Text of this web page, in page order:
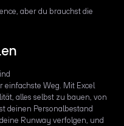
aber du brauchst die
Weg. Mit Excel
alles selbst zu bauen, von
deinen Personalbestand
Runway verfolgen, und